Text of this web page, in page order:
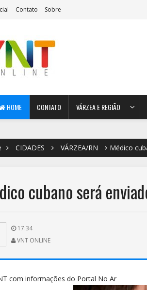
Contato Sobre
Template
HOME CONTATO VÁRZEA E REGIÃO
CIDADES VÁRZEA/RN Médico
cubano será
17:34
VNT ONLINE
com informações do Portal No Ar